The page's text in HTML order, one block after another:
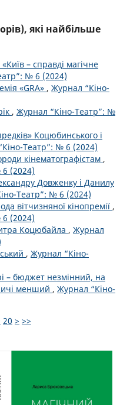
які найбільше
– справді магічне
№ 6 (2024)
«GRA» , Журнал “Кіно-
, Журнал “Кіно-Театр”: №
Коцюбинського і
Театр”: № 6 (2024)
кінематографістам ,
(2024)
Довженку і Данилу
Театр”: № 6 (2024)
вітчизняної кінопремії ,
(2024)
Коцюбайла , Журнал
, Журнал “Кіно-
– бюджет незмінний, на
менший , Журнал “Кіно-
20 > >>